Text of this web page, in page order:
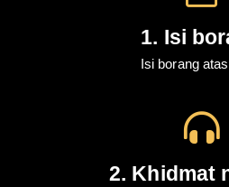
1. Isi
Isi borang
2. Khidmat